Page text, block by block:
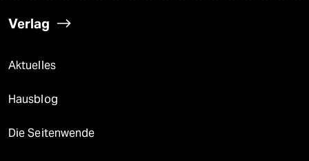
Verlag
Aktuelles
Hausblog
Die Seitenwende